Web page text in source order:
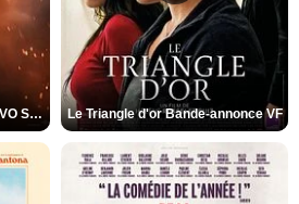
L'Odyssée Bande-annonce VO STFR Le Triangle d'or Bande-annonce VF